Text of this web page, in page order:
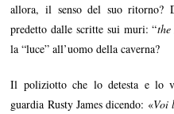
allora, il senso del suo ritorno?
predetto dalle scritte sui muri: “
la “luce” all’uomo della caverna?
Il poliziotto che lo detesta e lo
guardia Rusty James dicendo: «Voi